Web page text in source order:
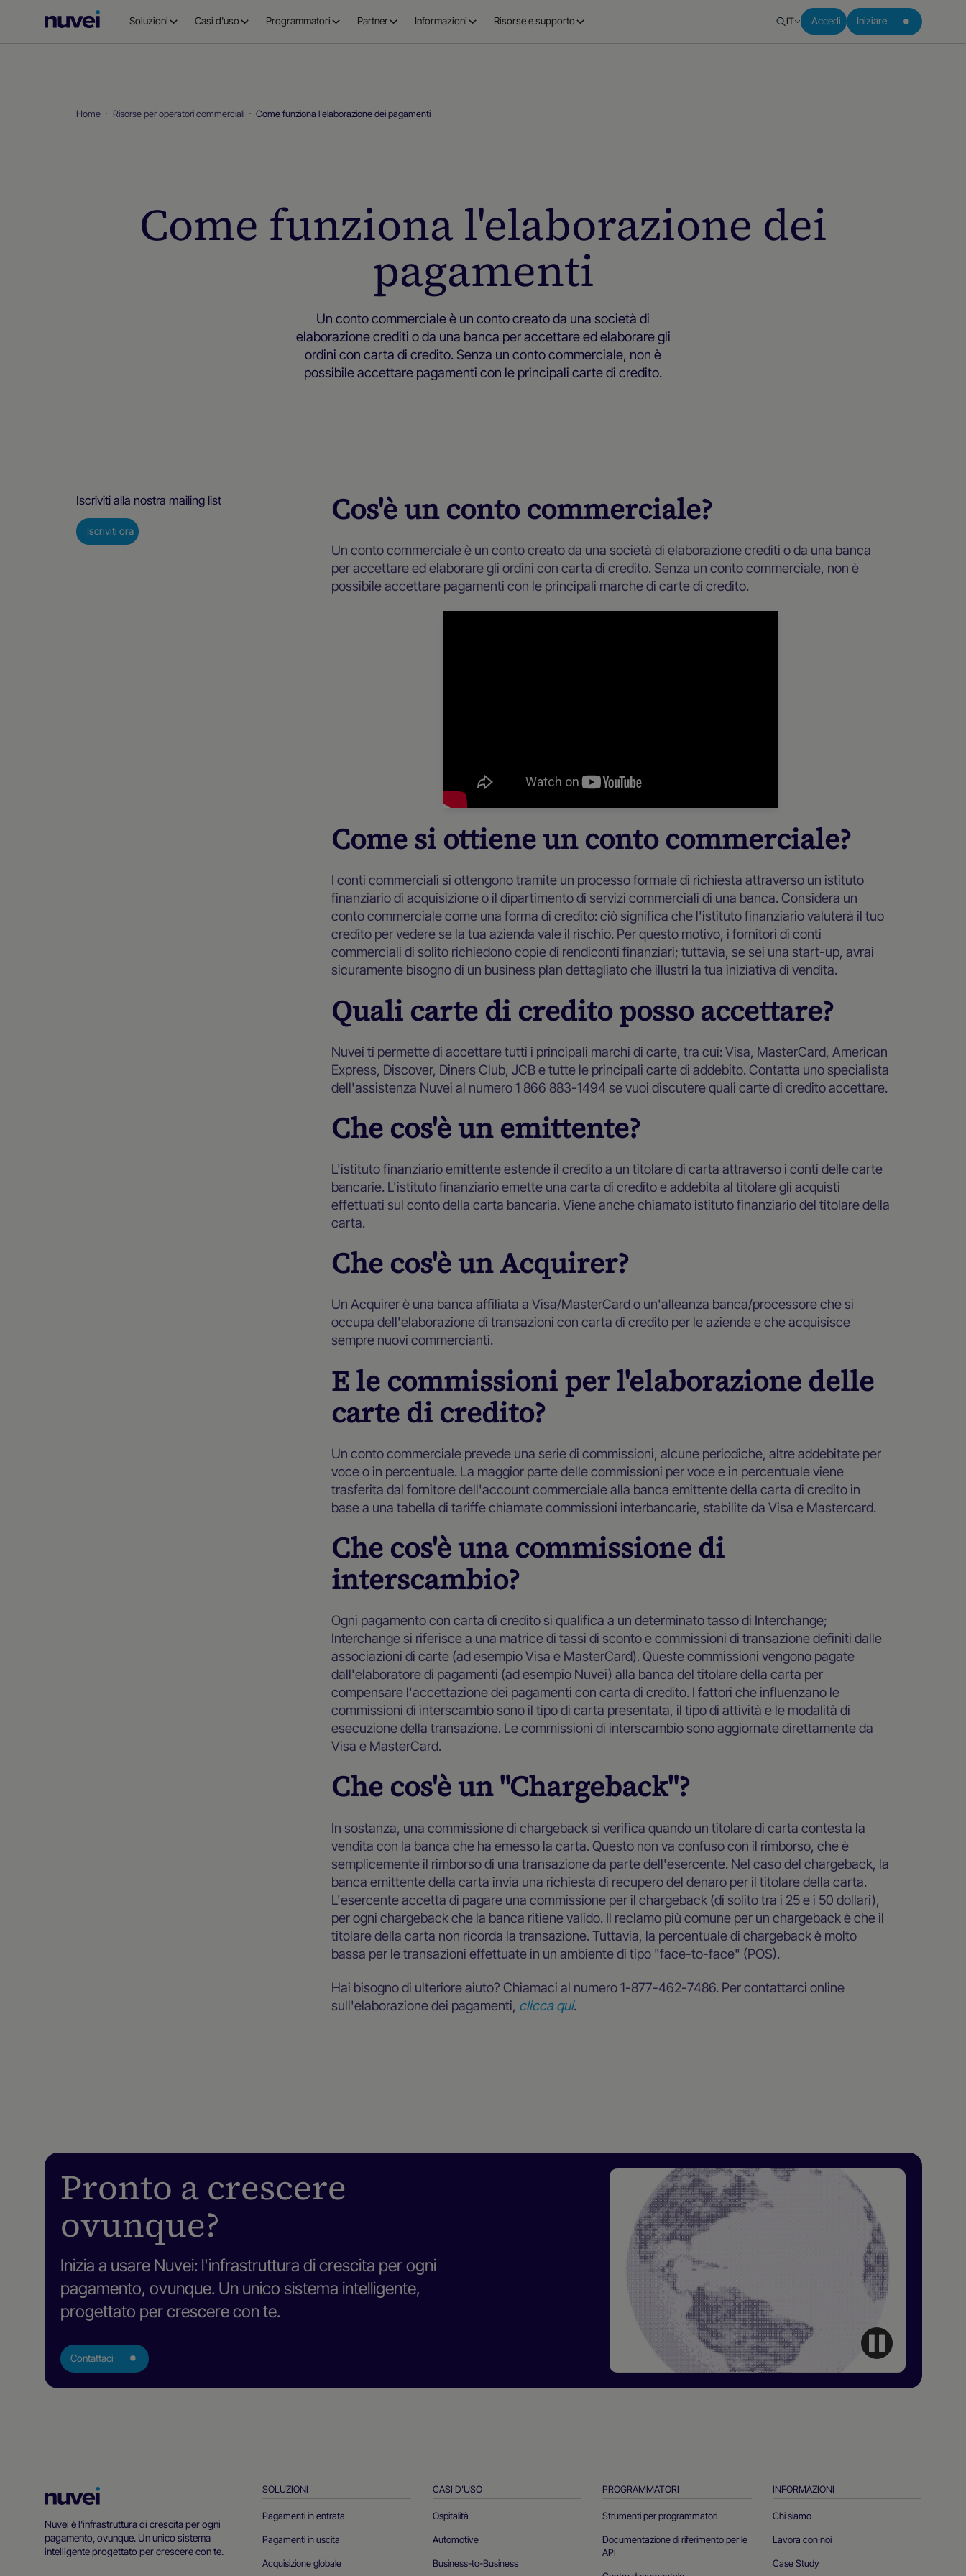
Homepage
Soluzioni Casi d'uso Programmatori Partner Informazioni Risorse e supporto IT Accedi Iniziare
Home Risorse per operatori commerciali Come funziona l'elaborazione dei pagamenti
Come funziona l'elaborazione dei
pagamenti
Un conto commerciale è un conto creato da una società di
elaborazione crediti o da una banca per accettare ed elaborare gli
ordini con carta di credito. Senza un conto commerciale, non è
possibile accettare pagamenti con le principali carte di credito.
Iscriviti alla nostra mailing list
Iscriviti ora
Cos'è un conto commerciale?
Un conto commerciale è un conto creato da una società di elaborazione crediti o da una banca
per accettare ed elaborare gli ordini con carta di credito. Senza un conto commerciale, non è
possibile accettare pagamenti con le principali marche di carte di credito.
Come si ottiene un conto commerciale?
I conti commerciali si ottengono tramite un processo formale di richiesta attraverso un istituto
finanziario di acquisizione o il dipartimento di servizi commerciali di una banca. Considera un
conto commerciale come una forma di credito: ciò significa che l'istituto finanziario valuterà il tuo
credito per vedere se la tua azienda vale il rischio. Per questo motivo, i fornitori di conti
commerciali di solito richiedono copie di rendiconti finanziari; tuttavia, se sei una start-up, avrai
sicuramente bisogno di un business plan dettagliato che illustri la tua iniziativa di vendita.
Quali carte di credito posso accettare?
Nuvei ti permette di accettare tutti i principali marchi di carte, tra cui: Visa, MasterCard, American
Express, Discover, Diners Club, JCB e tutte le principali carte di addebito. Contatta uno specialista
dell'assistenza Nuvei al numero 1 866 883-1494 se vuoi discutere quali carte di credito accettare.
Che cos'è un emittente?
L'istituto finanziario emittente estende il credito a un titolare di carta attraverso i conti delle carte
bancarie. L'istituto finanziario emette una carta di credito e addebita al titolare gli acquisti
effettuati sul conto della carta bancaria. Viene anche chiamato istituto finanziario del titolare della
carta.
Che cos'è un Acquirer?
Un Acquirer è una banca affiliata a Visa/MasterCard o un'alleanza banca/processore che si
occupa dell'elaborazione di transazioni con carta di credito per le aziende e che acquisisce
sempre nuovi commercianti.
E le commissioni per l'elaborazione delle
carte di credito?
Un conto commerciale prevede una serie di commissioni, alcune periodiche, altre addebitate per
voce o in percentuale. La maggior parte delle commissioni per voce e in percentuale viene
trasferita dal fornitore dell'account commerciale alla banca emittente della carta di credito in
base a una tabella di tariffe chiamate commissioni interbancarie, stabilite da Visa e Mastercard.
Che cos'è una commissione di
interscambio?
Ogni pagamento con carta di credito si qualifica a un determinato tasso di Interchange;
Interchange si riferisce a una matrice di tassi di sconto e commissioni di transazione definiti dalle
associazioni di carte (ad esempio Visa e MasterCard). Queste commissioni vengono pagate
dall'elaboratore di pagamenti (ad esempio Nuvei) alla banca del titolare della carta per
compensare l'accettazione dei pagamenti con carta di credito. I fattori che influenzano le
commissioni di interscambio sono il tipo di carta presentata, il tipo di attività e le modalità di
esecuzione della transazione. Le commissioni di interscambio sono aggiornate direttamente da
Visa e MasterCard.
Che cos'è un "Chargeback"?
In sostanza, una commissione di chargeback si verifica quando un titolare di carta contesta la
vendita con la banca che ha emesso la carta. Questo non va confuso con il rimborso, che è
semplicemente il rimborso di una transazione da parte dell'esercente. Nel caso del chargeback, la
banca emittente della carta invia una richiesta di recupero del denaro per il titolare della carta.
L'esercente accetta di pagare una commissione per il chargeback (di solito tra i 25 e i 50 dollari),
per ogni chargeback che la banca ritiene valido. Il reclamo più comune per un chargeback è che il
titolare della carta non ricorda la transazione. Tuttavia, la percentuale di chargeback è molto
bassa per le transazioni effettuate in un ambiente di tipo "face-to-face" (POS).
Hai bisogno di ulteriore aiuto? Chiamaci al numero 1-877-462-7486. Per contattarci online
sull'elaborazione dei pagamenti, clicca qui.
Pronto a crescere
ovunque?
Inizia a usare Nuvei: l'infrastruttura di crescita per ogni
pagamento, ovunque. Un unico sistema intelligente,
progettato per crescere con te.
Contattaci
Homepage
Nuvei
Nuvei è l'infrastruttura di crescita per ogni
pagamento, ovunque. Un unico sistema
intelligente progettato per crescere con te.
SOLUZIONI
Pagamenti in entrata
Pagamenti in uscita
Acquisizione globale
CASI D'USO
Ospitalità
Automotive
Business-to-Business
PROGRAMMATORI
Strumenti per programmatori
Documentazione di riferimento per le
API
INFORMAZIONI
Chi siamo
Lavora con noi
Case Study